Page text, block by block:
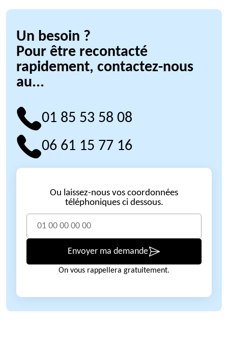
Un besoin ?
Pour être recontacté
rapidement, contactez-nous
au...
01 85 53 58 08
06 61 15 77 16
Ou laissez-nous vos coordonnées
téléphoniques ci dessous.
Envoyer ma demande
On vous rappellera gratuitement.